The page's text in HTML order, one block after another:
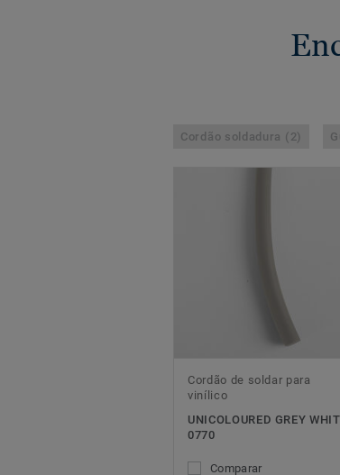
Cordão soldadura (2)
Cordão de soldar para
vinílico
UNICOLOURED GREY
0770
Comparar